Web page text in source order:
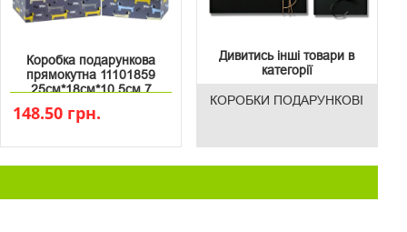
Коробка подарункова
прямокутна 11101859
25см*18см*10.5см 7
148.50 грн.
Дивитись інші товари в
категорії
КОРОБКИ ПОДАРУНКОВІ